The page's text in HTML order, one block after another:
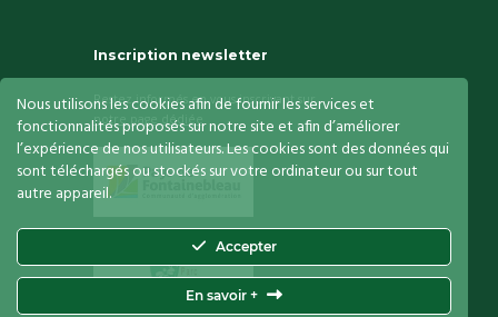
Inscription newsletter
Restez informés en vous inscrivant sur
notre page dédiée
Nous utilisons les cookies afin de fournir les services et
fonctionnalités proposés sur notre site et afin d’améliorer
l’expérience de nos utilisateurs. Les cookies sont des données qui
sont téléchargés ou stockés sur votre ordinateur ou sur tout
autre appareil.
Accepter
En savoir +